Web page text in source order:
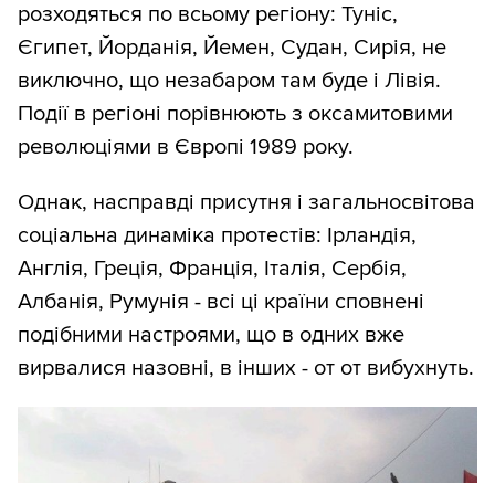
розходяться по всьому регіону: Туніс,
Єгипет, Йорданія, Йемен, Судан, Сирія, не
виключно, що незабаром там буде і Лівія.
Події в регіоні порівнюють з оксамитовими
революціями в Європі 1989 року.
Однак, насправді присутня і загальносвітова
соціальна динаміка протестів: Ірландія,
Англія, Греція, Франція, Італія, Сербія,
Албанія, Румунія - всі ці країни сповнені
подібними настроями, що в одних вже
вирвалися назовні, в інших - от от вибухнуть.